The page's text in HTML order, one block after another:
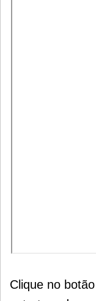
Clique no